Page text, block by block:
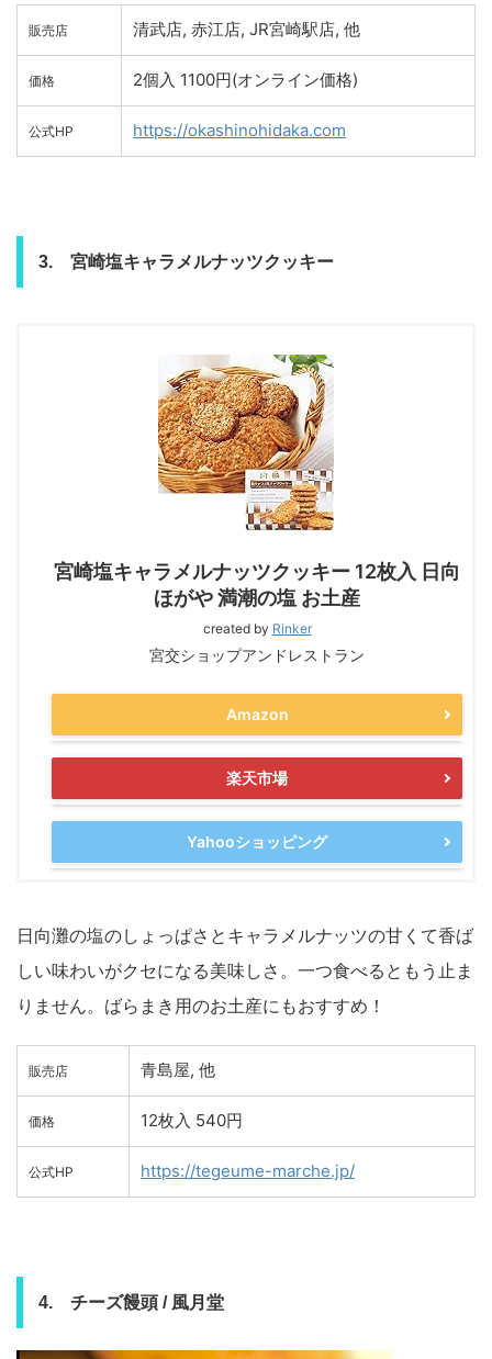
販売店 清武店, 赤江店, JR宮崎駅店, 他
価格 2個入 1100円(オンライン価格)
公式HP https://okashinohidaka.com
3. 宮崎塩キャラメルナッツクッキー
宮崎塩キャラメルナッツクッキー 12枚入 日向
ほがや 満潮の塩 お土産
created by Rinker
宮交ショップアンドレストラン
Amazon
楽天市場
Yahooショッピング
日向灘の塩のしょっぱさとキャラメルナッツの甘くて香ば
しい味わいがクセになる美味しさ。一つ食べるともう止ま
りません。ばらまき用のお土産にもおすすめ！
販売店 青島屋, 他
価格 12枚入 540円
公式HP https://tegeume-marche.jp/
4. チーズ饅頭 / 風月堂